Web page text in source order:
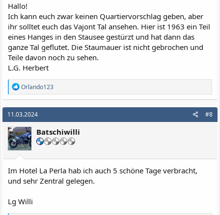
Hallo!
Ich kann euch zwar keinen Quartiervorschlag geben, aber
ihr solltet euch das Vajont Tal ansehen. Hier ist 1963 ein Teil
eines Hanges in den Stausee gestürzt und hat dann das
ganze Tal geflutet. Die Staumauer ist nicht gebrochen und
Teile davon noch zu sehen.
L.G. Herbert
R
e
a
k
t
i
o
n
e
n
Orlando123
11.03.2024 #8
Batschiwilli
Im Hotel La Perla hab ich auch 5 schöne Tage verbracht,
und sehr Zentral gelegen.
Lg Willi